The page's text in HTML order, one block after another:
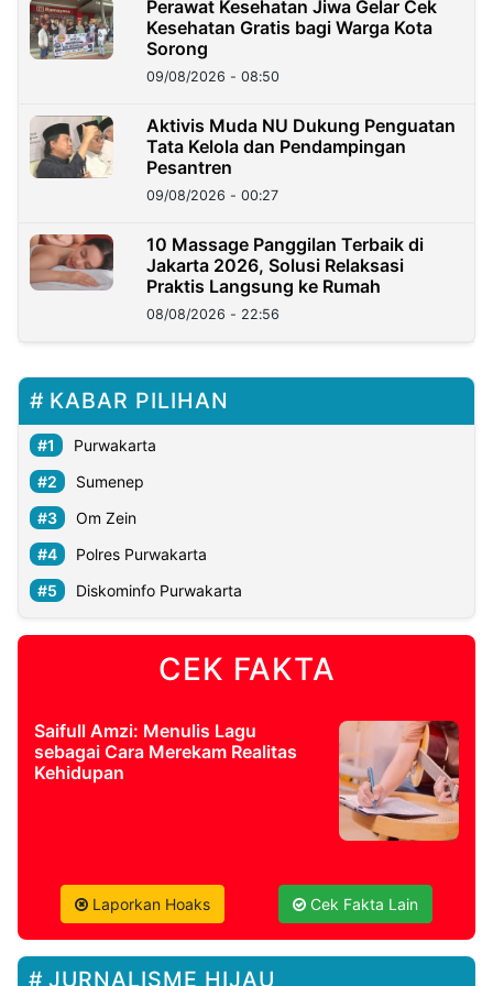
Perawat Kesehatan Jiwa Gelar Cek
Kesehatan Gratis bagi Warga Kota
Sorong
09/08/2026 - 08:50
Aktivis Muda NU Dukung Penguatan
Tata Kelola dan Pendampingan
Pesantren
09/08/2026 - 00:27
10 Massage Panggilan Terbaik di
Jakarta 2026, Solusi Relaksasi
Praktis Langsung ke Rumah
08/08/2026 - 22:56
KABAR PILIHAN
Purwakarta
Sumenep
Om Zein
Polres Purwakarta
Diskominfo Purwakarta
CEK FAKTA
Saifull Amzi: Menulis Lagu
sebagai Cara Merekam Realitas
Kehidupan
Laporkan Hoaks Cek Fakta Lain
JURNALISME HIJAU